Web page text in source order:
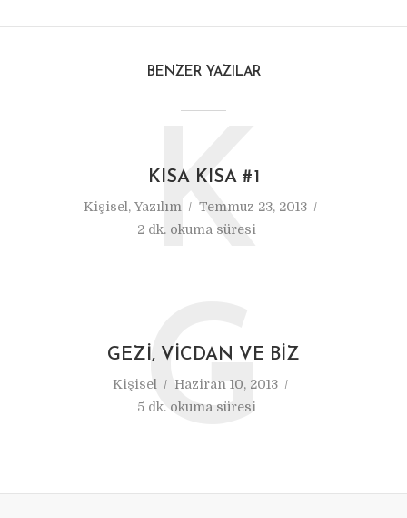
BENZER YAZILAR
KISA KISA #1
Kişisel , Yazılım
Temmuz 23, 2013
2 dk. okuma süresi
K
GEZI, VICDAN VE BIZ
Kişisel
Haziran 10, 2013
5 dk. okuma süresi
G